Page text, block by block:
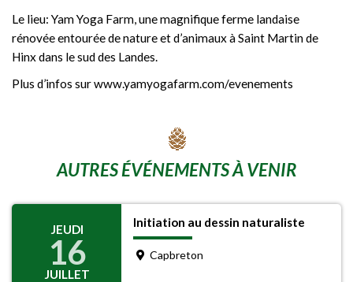
Le lieu: Yam Yoga Farm, une magnifique ferme landaise
rénovée entourée de nature et d’animaux à Saint Martin de
Hinx dans le sud des Landes.
Plus d’infos sur www.yamyogafarm.com/evenements
AUTRES ÉVÉNEMENTS À VENIR
JEUDI
16
JUILLET
Initiation au dessin naturaliste
Capbreton